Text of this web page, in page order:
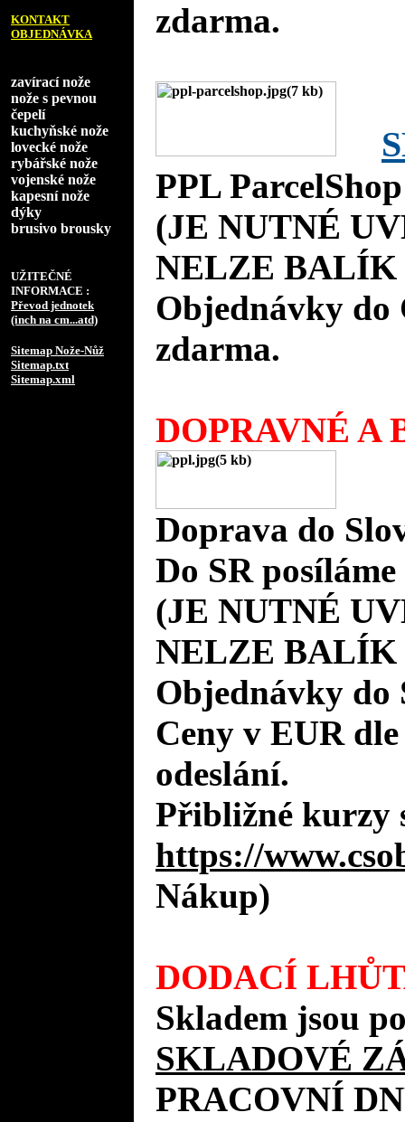
KONTAKT
OBJEDNÁVKA
zavírací nože
nože s pevnou
čepelí
kuchyňské nože
lovecké nože
rybářské nože
vojenské nože
kapesní nože
dýky
brusivo brousky
UŽITEČNÉ
INFORMACE :
Převod jednotek
(inch na cm...atd)
Sitemap Nože-Nůž
Sitemap.txt
Sitemap.xml
zdarma.
PPL
(JE NUTNÉ
NELZE BALÍK
Objednávky do
zdarma.
DOPRAVNÉ A
Doprava do
Do SR
(JE NUTNÉ
NELZE BALÍK
Objednávky do
Ceny v EUR
odeslání.
Přibližné kurzy
https://
Nákup)
DODACÍ
Skladem jsou
SKLADOVÉ
PRACOVNÍ